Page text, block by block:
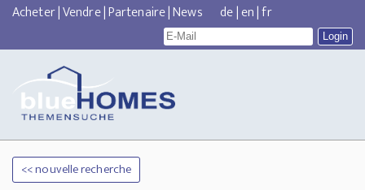
Acheter|Vendre|Partenaire|News de|en|fr
<< nouvelle recherche